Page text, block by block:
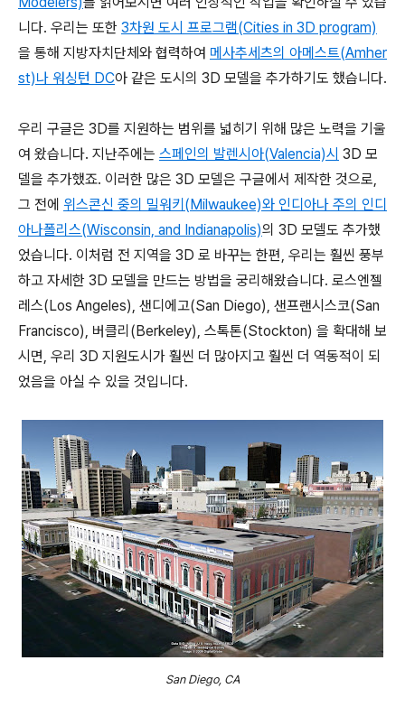
니다. 우리는 또한 3차원 도시 프로그램(Cities in 3D program)
을 통해 지방자치단체와 협력하여 메사추세츠의 아메스트(Amher
st)나 워싱턴 DC아 같은 도시의 3D 모델을 추가하기도 했습니다.
우리 구글은 3D를 지원하는 범위를 넓히기 위해 많은 노력을 기울
여 왔습니다. 지난주에는 스페인의 발렌시아(Valencia)시 3D 모
델을 추가했죠. 이러한 많은 3D 모델은 구글에서 제작한 것으로,
그 전에 위스콘신 중의 밀워키(Milwaukee)와 인디아나 주의 인디
아나폴리스(Wisconsin, and Indianapolis)의 3D 모델도 추가했
었습니다. 이처럼 전 지역을 3D 로 바꾸는 한편, 우리는 훨씬 풍부
하고 자세한 3D 모델을 만드는 방법을 궁리해왔습니다. 로스엔젤
레스(Los Angeles), 샌디에고(San Diego), 샌프랜시스코(San
Francisco), 버클리(Berkeley), 스톡톤(Stockton) 을 확대해 보
시면, 우리 3D 지원도시가 훨씬 더 많아지고 훨씬 더 역동적이 되
었음을 아실 수 있을 것입니다.
San Diego, CA